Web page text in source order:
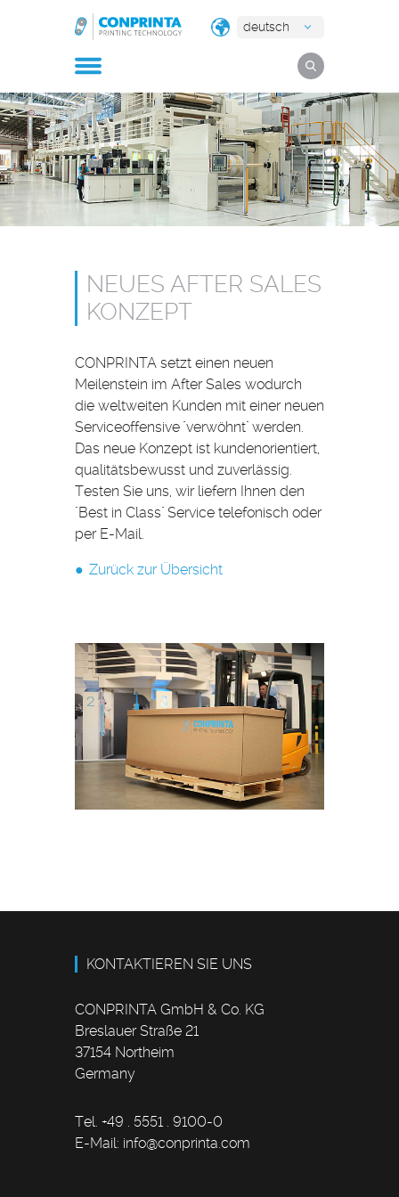
deutsch
NEUES AFTER SALES
KONZEPT
CONPRINTA setzt einen neuen
Meilenstein im After Sales wodurch
die weltweiten Kunden mit einer neuen
Serviceoffensive "verwöhnt" werden.
Das neue Konzept ist kundenorientiert,
qualitätsbewusst und zuverlässig.
Testen Sie uns, wir liefern Ihnen den
"Best in Class" Service telefonisch oder
per E-Mail.
Zurück zur Übersicht
KONTAKTIEREN SIE UNS
CONPRINTA GmbH & Co. KG
Breslauer Straße 21
37154 Northeim
Germany
Tel. +49 . 5551 . 9100-0
E-Mail: info@conprinta.com